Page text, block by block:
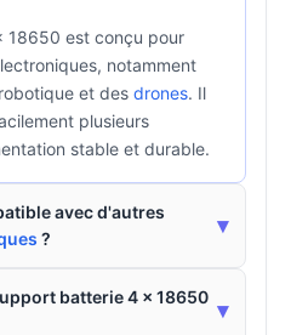
18650 est conçu pour
notamment
et des drones. Il
plusieurs
stable et durable.
avec d'autres
?
▾
batterie 4 x 18650
▾